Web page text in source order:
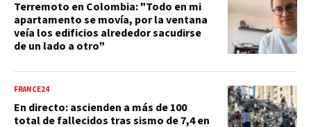
Terremoto en Colombia: "Todo en mi
apartamento se movía, por la ventana
veía los edificios alrededor sacudirse
de un lado a otro"
FRANCE24
En directo: ascienden a más de 100
total de fallecidos tras sismo de 7,4 en